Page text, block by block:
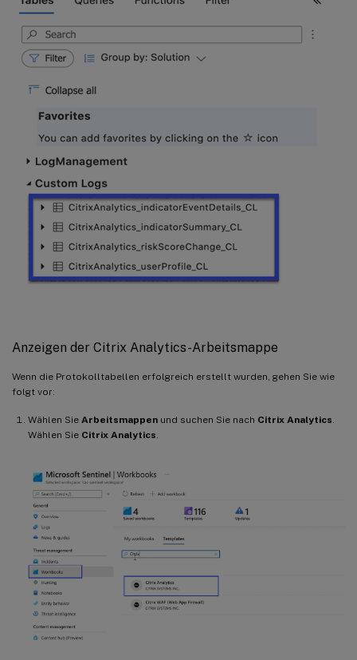
Anzeigen der Citrix Analytics-Arbeitsmappe
Wenn die Protokolltabellen erfolgreich erstellt wurden, gehen Sie wie
folgt vor:
Wählen Sie Arbeitsmappen und suchen Sie nach Citrix Analytics.
Wählen Sie Citrix Analytics.